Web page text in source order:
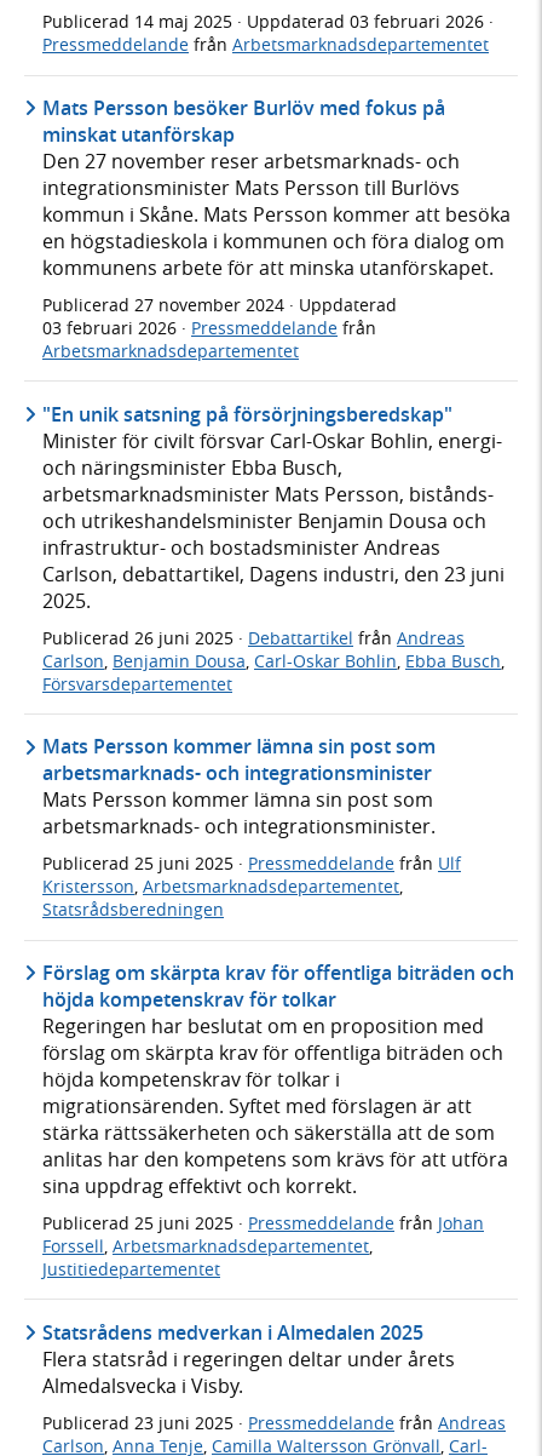
Publicerad 14 maj 2025 · Uppdaterad 03 februari 2026 ·
Pressmeddelande från Arbetsmarknadsdepartementet
Mats Persson besöker Burlöv med fokus på
minskat utanförskap
Den 27 november reser arbetsmarknads- och
integrationsminister Mats Persson till Burlövs
kommun i Skåne. Mats Persson kommer att besöka
en högstadieskola i kommunen och föra dialog om
kommunens arbete för att minska utanförskapet.
Publicerad 27 november 2024 · Uppdaterad
03 februari 2026 · Pressmeddelande från
Arbetsmarknadsdepartementet
"En unik satsning på försörjningsberedskap"
Minister för civilt försvar Carl-Oskar Bohlin, energi-
och näringsminister Ebba Busch,
arbetsmarknadsminister Mats Persson, bistånds-
och utrikeshandelsminister Benjamin Dousa och
infrastruktur- och bostadsminister Andreas
Carlson, debattartikel, Dagens industri, den 23 juni
2025.
Publicerad 26 juni 2025 · Debattartikel från Andreas
Carlson Benjamin Dousa Carl-Oskar Bohlin Ebba Busch
Försvarsdepartementet
Mats Persson kommer lämna sin post som
arbetsmarknads- och integrationsminister
Mats Persson kommer lämna sin post som
arbetsmarknads- och integrationsminister.
Publicerad 25 juni 2025 · Pressmeddelande från Ulf
Kristersson, Arbetsmarknadsdepartementet,
Statsrådsberedningen
Förslag om skärpta krav för offentliga biträden och
höjda kompetenskrav för tolkar
Regeringen har beslutat om en proposition med
förslag om skärpta krav för offentliga biträden och
höjda kompetenskrav för tolkar i
migrationsärenden. Syftet med förslagen är att
stärka rättssäkerheten och säkerställa att de som
anlitas har den kompetens som krävs för att utföra
sina uppdrag effektivt och korrekt.
Publicerad 25 juni 2025 · Pressmeddelande från Johan
Forssell, Arbetsmarknadsdepartementet,
Justitiedepartementet
Statsrådens medverkan i Almedalen 2025
Flera statsråd i regeringen deltar under årets
Almedalsvecka i Visby.
Publicerad 23 juni 2025 · Pressmeddelande från Andreas
Carlson Anna Tenje Camilla Waltersson Grönvall Carl-